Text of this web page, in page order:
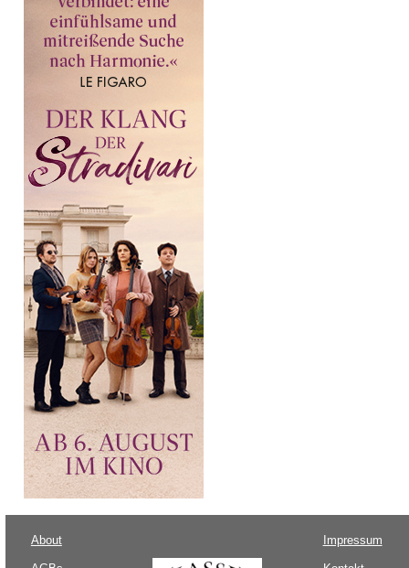
About Impressum